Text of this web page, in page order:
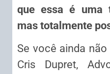
que essa é uma
mas totalmente
Se você ainda
Cris Dupret,